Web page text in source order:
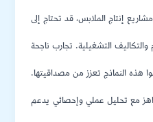
إنتاج الملابس، قد تحتاج إلى
والتكاليف التشغيلية. تجارب ناجحة
هذه النماذج تعزز من مصداقيتها.
مع تحليل عملي وإحصائي يدعم